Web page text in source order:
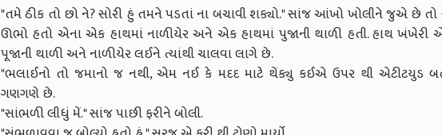
"તમે ઠીક તો છો ને? સોરી હું તમને પડતાં ના બચાવી શક્યો." સાંજ આંખો ખોલીને જુએ છે
ઊભો હતો એના એક હાથમાં નાળીયેર અને એક હાથમાં પુજાની થાળી હતી. હાથ
પૂજાની થાળી અને નાળીયેર લઈને ત્યાંથી ચાલવા લાગે છે.
"ભલાઈનો તો જમાનો જ નથી, એમ નઈ કે મદદ માટે થેંક્યુ કઈએ ઉપર થી એટીટયુડ
ગણગણે છે.
"સાંભળી લીધું મેં." સાંજ પાછી ફરીને બોલી.